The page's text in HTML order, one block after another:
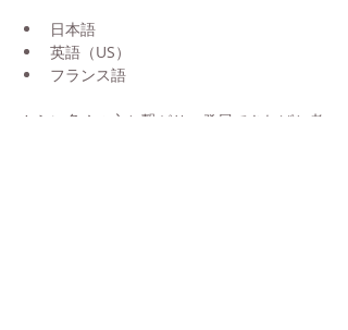
日本語
英語（US）
フランス語
さらに多くの方と繋がり、発展できればと考